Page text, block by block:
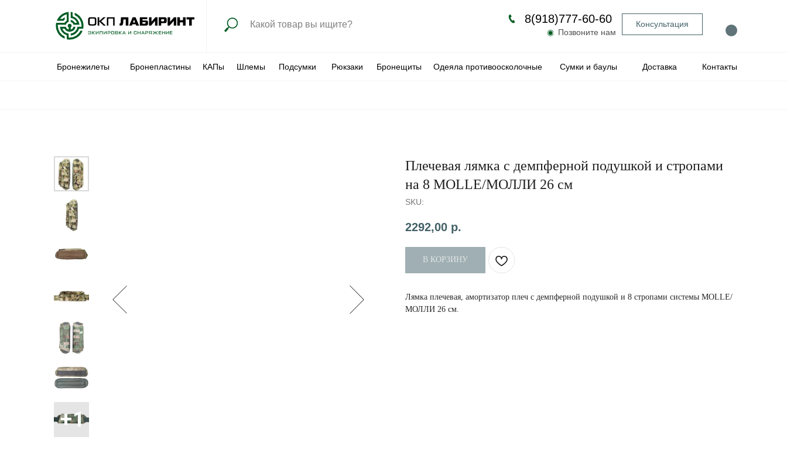
8(918)777-60-60
Позвоните нам
◉
Консультация
Бронежилеты Бронепластины КАПы Доставка
Шлемы Контакты
Подсумки Рюкзаки Сумки и баулы
Бронещиты Одеяла противоосколочные
Плечевая лямка с демпферной подушкой и стропами
на 8 MOLLE/МОЛЛИ 26 см
SKU:
2292,00 р.
В КОРЗИНУ
Лямка плечевая, амортизатор плеч с демпферной подушкой и 8 стропами системы MOLLE/
МОЛЛИ 26 см.